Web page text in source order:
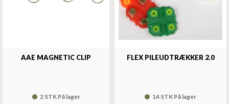
AAE MAGNETIC CLIP
2 STK På lager
FLEX PILEUDTRÆKKER 2.0
14 STK På lager